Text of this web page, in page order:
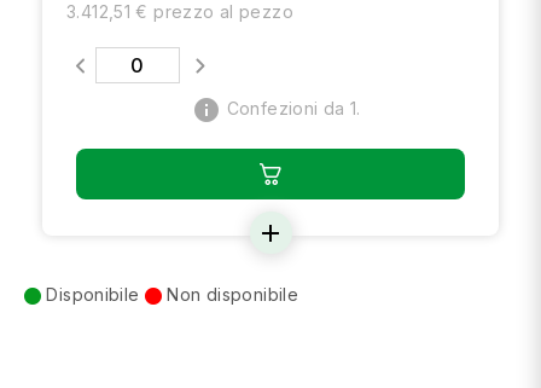
3.412,51 € prezzo al pezzo
info Confezioni da 1.
add
Disponibile Non disponibile